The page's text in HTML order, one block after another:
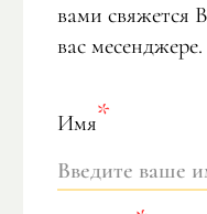
вами свяжется
вас месенджере.
Имя